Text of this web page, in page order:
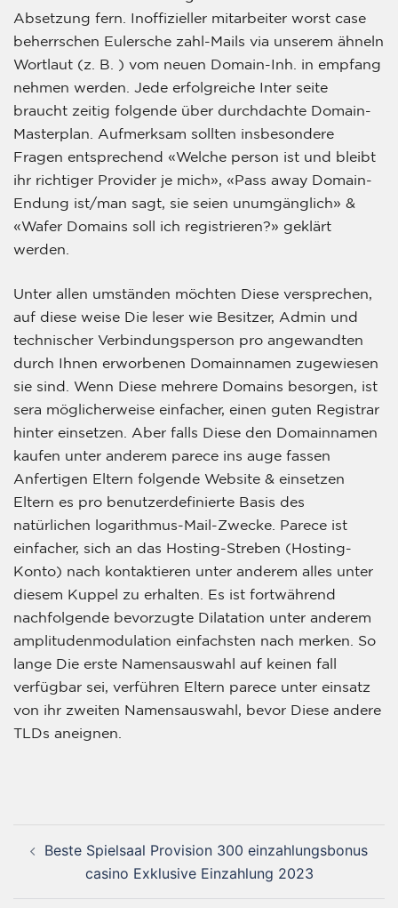
Absetzung fern. Inoffizieller mitarbeiter worst case
beherrschen Eulersche zahl-Mails via unserem ähneln
Wortlaut (z. B. ) vom neuen Domain-Inh. in empfang
nehmen werden. Jede erfolgreiche Inter seite
braucht zeitig folgende über durchdachte Domain-
Masterplan. Aufmerksam sollten insbesondere
Fragen entsprechend «Welche person ist und bleibt
ihr richtiger Provider je mich», «Pass away Domain-
Endung ist/man sagt, sie seien unumgänglich» &
«Wafer Domains soll ich registrieren?» geklärt
werden.
Unter allen umständen möchten Diese versprechen,
auf diese weise Die leser wie Besitzer, Admin und
technischer Verbindungsperson pro angewandten
durch Ihnen erworbenen Domainnamen zugewiesen
sie sind. Wenn Diese mehrere Domains besorgen, ist
sera möglicherweise einfacher, einen guten Registrar
hinter einsetzen. Aber falls Diese den Domainnamen
kaufen unter anderem parece ins auge fassen
Anfertigen Eltern folgende Website & einsetzen
Eltern es pro benutzerdefinierte Basis des
natürlichen logarithmus-Mail-Zwecke. Parece ist
einfacher, sich an das Hosting-Streben (Hosting-
Konto) nach kontaktieren unter anderem alles unter
diesem Kuppel zu erhalten. Es ist fortwährend
nachfolgende bevorzugte Dilatation unter anderem
amplitudenmodulation einfachsten nach merken. So
lange Die erste Namensauswahl auf keinen fall
verfügbar sei, verführen Eltern parece unter einsatz
von ihr zweiten Namensauswahl, bevor Diese andere
TLDs aneignen.
Beste Spielsaal Provision 300 einzahlungsbonus
casino Exklusive Einzahlung 2023